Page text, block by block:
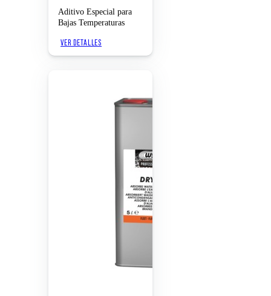
Aditivo Especial para
Bajas Temperaturas
VER DETALLES